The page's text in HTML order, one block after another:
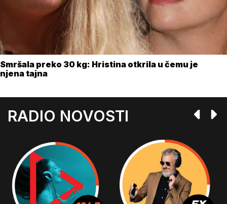
Smršala preko 30 kg: Hristina otkrila u čemu je
njena tajna
RADIO NOVOSTI